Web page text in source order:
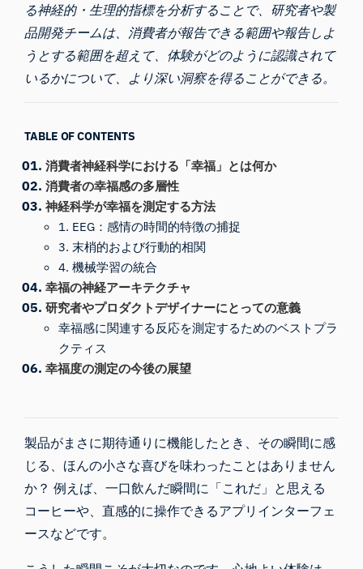
る神経的・生理的指標を分析することで、研究者や製
品開発チームは、消費者が報告できる範囲や報告しよ
うとする範囲を超えて、体験がどのように認識されて
いるかについて、より深い洞察を得ることができる。
TABLE OF CONTENTS
消費者神経科学における「幸福」とは何か
消費者の幸福感の多層性
神経科学が幸福を測定する方法
1. EEG：感情の時間的特徴の捕捉
3. 末梢的および行動的相関
4. 機械学習の統合
幸福の神経アーキテクチャ
研究者やプロダクトデザイナーにとっての意義
幸福感に関連する反応を測定するためのベストプラ
クティス
幸福度の測定の今後の展望
製品がまさに期待通りに機能したとき、その瞬間に感
じる、ほんの小さな喜びを味わったことはありません
か？ 例えば、一口飲んだ瞬間に「これだ」と思える
コーヒーや、直感的に操作できるアプリインターフェ
ースなどです。